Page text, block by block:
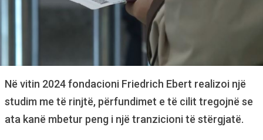
Në vitin 2024 fondacioni Friedrich Ebert realizoi një
studim me të rinjtë, përfundimet e të cilit tregojnë se
ata kanë mbetur peng i një tranzicioni të stërgjatë.